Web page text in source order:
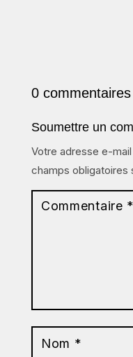
0 commentaires
Soumettre un
Votre adresse e-
champs obligatoires